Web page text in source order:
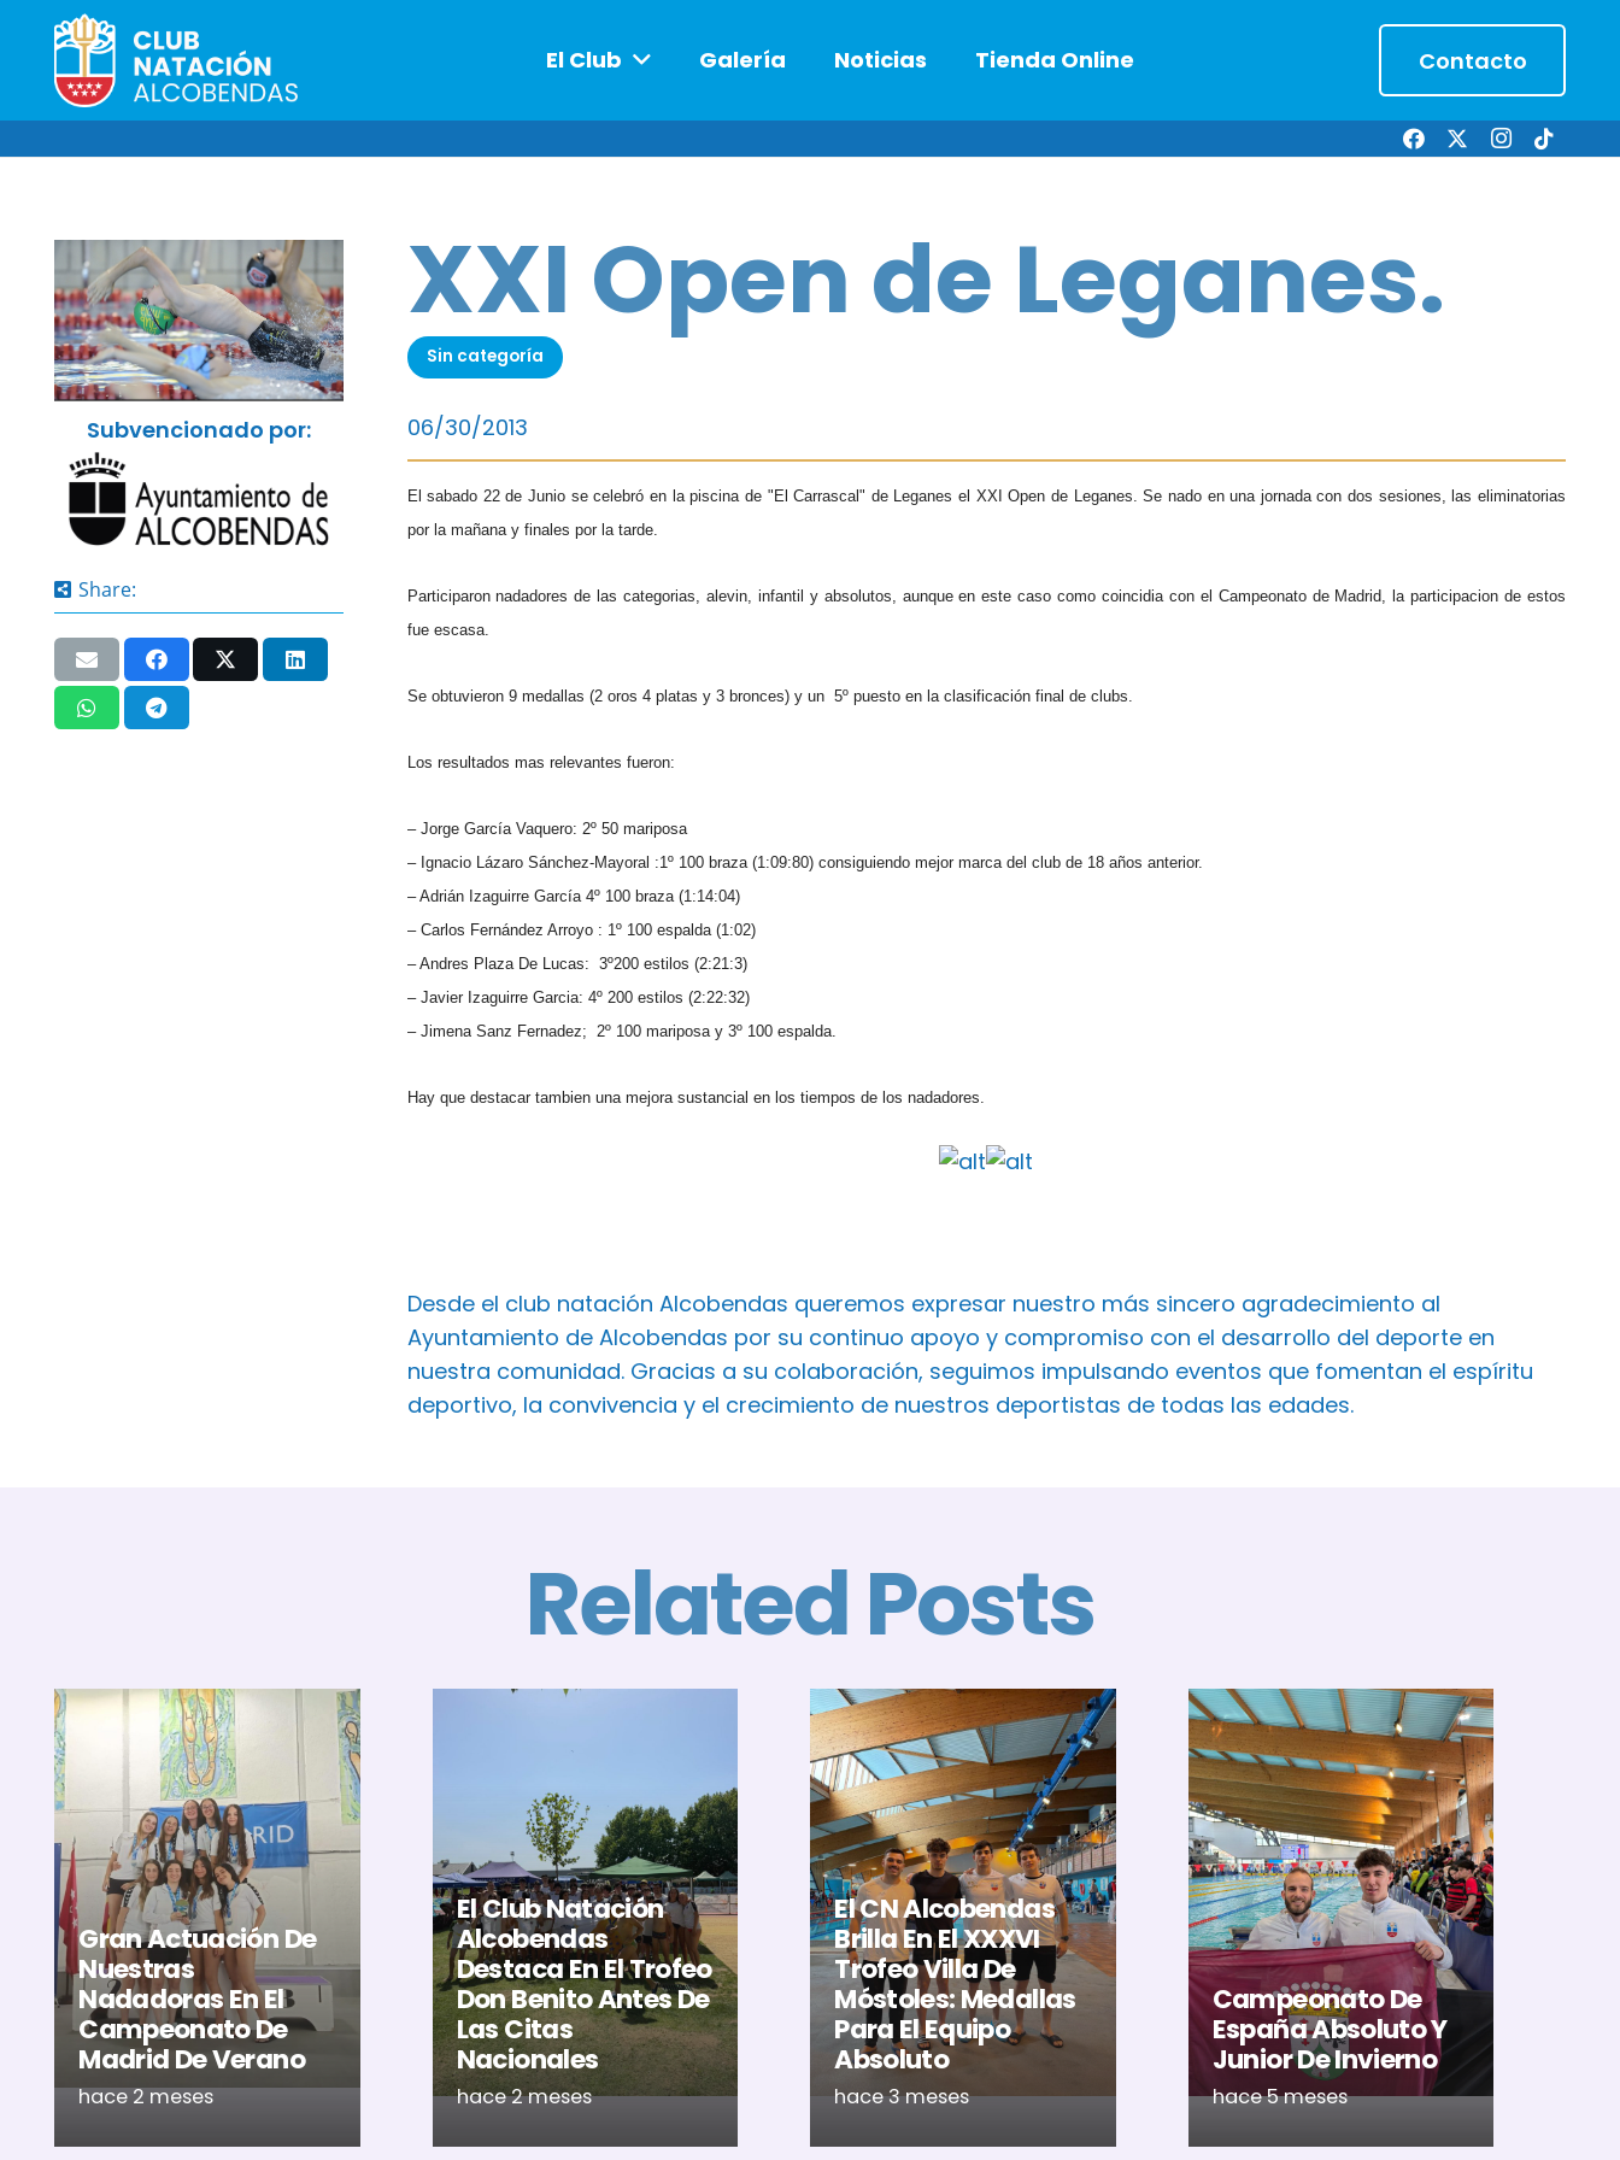
El Club Galería Noticias Tienda Online Contacto
Subvencionado por:
Share:
XXI Open de Leganes.
Sin categoría
06/30/2013
El sabado 22 de Junio se celebró en la piscina de "El Carrascal" de Leganes el XXI Open de Leganes. Se nado en una jornada con dos sesiones, las eliminatorias
por la mañana y finales por la tarde.
Participaron nadadores de las categorias, alevin, infantil y absolutos, aunque en este caso como coincidia con el Campeonato de Madrid, la participacion de estos
fue escasa.
Se obtuvieron 9 medallas (2 oros 4 platas y 3 bronces) y un 5º puesto en la clasificación final de clubs.
Los resultados mas relevantes fueron:
– Jorge García Vaquero: 2º 50 mariposa
– Ignacio Lázaro Sánchez-Mayoral :1º 100 braza (1:09:80) consiguiendo mejor marca del club de 18 años anterior.
– Adrián Izaguirre García 4º 100 braza (1:14:04)
– Carlos Fernández Arroyo : 1º 100 espalda (1:02)
– Andres Plaza De Lucas: 3º200 estilos (2:21:3)
– Javier Izaguirre Garcia: 4º 200 estilos (2:22:32)
– Jimena Sanz Fernadez; 2º 100 mariposa y 3º 100 espalda.
Hay que destacar tambien una mejora sustancial en los tiempos de los nadadores.
Desde el club natación Alcobendas queremos expresar nuestro más sincero agradecimiento al
Ayuntamiento de Alcobendas por su continuo apoyo y compromiso con el desarrollo del deporte en
nuestra comunidad. Gracias a su colaboración, seguimos impulsando eventos que fomentan el espíritu
deportivo, la convivencia y el crecimiento de nuestros deportistas de todas las edades.
Related Posts
Gran Actuación De
Nuestras
Nadadoras En El
Campeonato De
Madrid De Verano
hace 2 meses
El Club Natación
Alcobendas
Destaca En El Trofeo
Don Benito Antes De
Las Citas
Nacionales
hace 2 meses
El CN Alcobendas
Brilla En El XXXVI
Trofeo Villa De
Móstoles: Medallas
Para El Equipo
Absoluto
hace 3 meses
Campeonato De
España Absoluto Y
Junior De Invierno
hace 5 meses